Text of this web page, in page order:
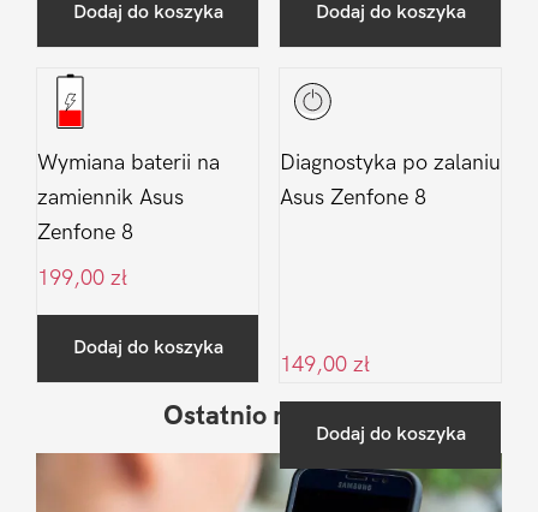
Dodaj do koszyka Dodaj do koszyka
Wymiana baterii na
zamiennik Asus
Zenfone 8
199,00 zł
Dodaj do koszyka
Diagnostyka po zalaniu
Asus Zenfone 8
149,00 zł
Dodaj do koszyka
Sidebar
Ostatnio na blogu